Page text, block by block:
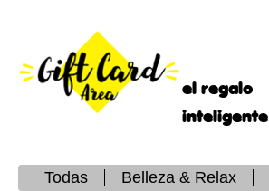
el regalo
inteligente
Todas Belleza & Relax